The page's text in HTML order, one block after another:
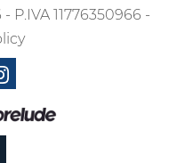
P.IVA 11776350966 -